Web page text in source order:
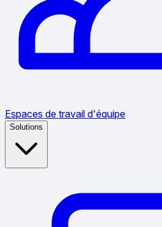
Espaces de travail d'équipe
Solutions